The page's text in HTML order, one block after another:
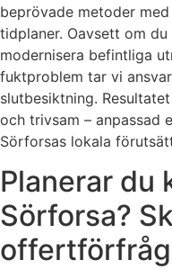
beprövade metoder
tidplaner. Oavsett om
modernisera befintliga
fuktproblem tar vi
slutbesiktning.
och trivsam – anpassad
Sörforsas lokala
Planerar du
Sörforsa?